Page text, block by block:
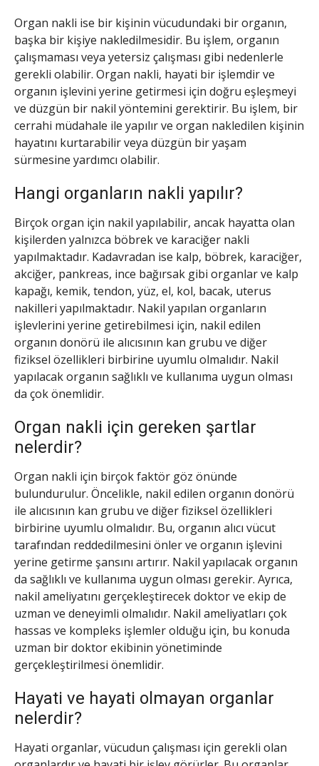
Organ nakli ise bir kişinin vücudundaki bir organın,
başka bir kişiye nakledilmesidir. Bu işlem, organın
çalışmaması veya yetersiz çalışması gibi nedenlerle
gerekli olabilir. Organ nakli, hayati bir işlemdir ve
organın işlevini yerine getirmesi için doğru eşleşmeyi
ve düzgün bir nakil yöntemini gerektirir. Bu işlem, bir
cerrahi müdahale ile yapılır ve organ nakledilen kişinin
hayatını kurtarabilir veya düzgün bir yaşam
sürmesine yardımcı olabilir.
Hangi organların nakli yapılır?
Birçok organ için nakil yapılabilir, ancak hayatta olan
kişilerden yalnızca böbrek ve karaciğer nakli
yapılmaktadır. Kadavradan ise kalp, böbrek, karaciğer,
akciğer, pankreas, ince bağırsak gibi organlar ve kalp
kapağı, kemik, tendon, yüz, el, kol, bacak, uterus
nakilleri yapılmaktadır. Nakil yapılan organların
işlevlerini yerine getirebilmesi için, nakil edilen
organın donörü ile alıcısının kan grubu ve diğer
fiziksel özellikleri birbirine uyumlu olmalıdır. Nakil
yapılacak organın sağlıklı ve kullanıma uygun olması
da çok önemlidir.
Organ nakli için gereken şartlar
nelerdir?
Organ nakli için birçok faktör göz önünde
bulundurulur. Öncelikle, nakil edilen organın donörü
ile alıcısının kan grubu ve diğer fiziksel özellikleri
birbirine uyumlu olmalıdır. Bu, organın alıcı vücut
tarafından reddedilmesini önler ve organın işlevini
yerine getirme şansını artırır. Nakil yapılacak organın
da sağlıklı ve kullanıma uygun olması gerekir. Ayrıca,
nakil ameliyatını gerçekleştirecek doktor ve ekip de
uzman ve deneyimli olmalıdır. Nakil ameliyatları çok
hassas ve kompleks işlemler olduğu için, bu konuda
uzman bir doktor ekibinin yönetiminde
gerçekleştirilmesi önemlidir.
Hayati ve hayati olmayan organlar
nelerdir?
Hayati organlar, vücudun çalışması için gerekli olan